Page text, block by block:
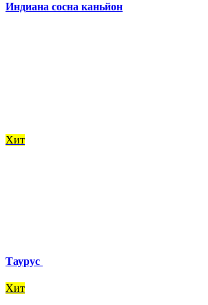
Индиана сосна каньйон
Хит
Таурус
Хит